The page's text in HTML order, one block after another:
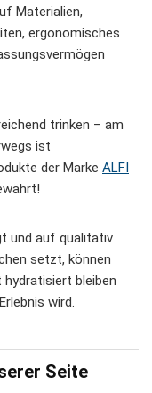
Materialien,
ergonomisches
trinken – am
ist
der Marke ALFI
und auf qualitativ
setzt, können
hydratisiert bleiben
wird.
Seite